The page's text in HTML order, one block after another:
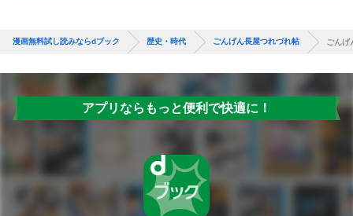
漫画無料試し読みならdブック 歴史・時代 ごんげん長屋つれづれ帖 ごんげ
アプリならもっと便利で快適に！